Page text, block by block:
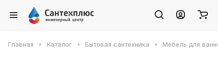
Главная Каталог Бытовая сантехника Мебель для